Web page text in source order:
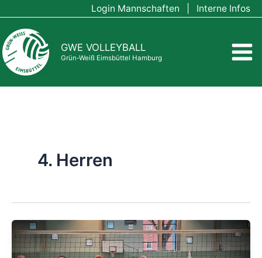
Inhalt
springen
Login Mannschaften Interne Infos
GWE VOLLEYBALL
Grün-Weiß Eimsbüttel Hamburg
4. Herren